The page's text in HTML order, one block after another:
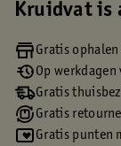
Kruidvat is
Gratis
Op
Gratis
Gratis
Gratis punten